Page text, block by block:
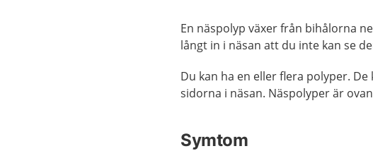
En näspolyp växer från bihålorna
långt in i näsan att du inte kan se
Du kan ha en eller flera polyper.
sidorna i näsan. Näspolyper är
Symtom